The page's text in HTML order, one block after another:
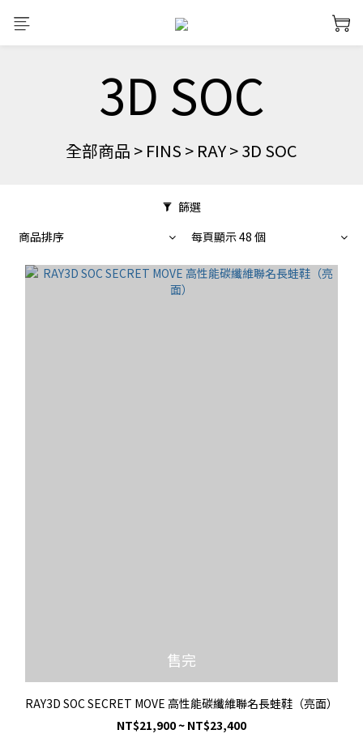
3D SOC
全部商品 > FINS > RAY>3D SOC
篩選
商品排序
每頁顯示 48 個
售完
RAY3D SOC SECRET MOVE 高性能碳纖維聯名長蛙鞋（亮面）
NT$21,900 ~ NT$23,400